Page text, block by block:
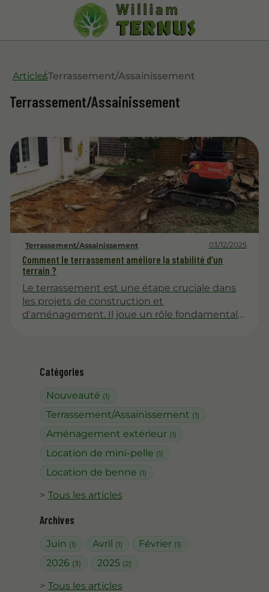
Catégories
Nouveauté (1)
Terrassement/Assainissement (1)
Aménagement extérieur (1)
Location de mini-pelle (1)
Location de benne (1)
Tous les articles
Archives
Juin (1) Avril (1) Février (1)
2026 (3) 2025 (2)
Tous les articles
ArticlesTerrassement/Assainissement
Terrassement/Assainissement
Terrassement/Assainissement 03/12/2025
Comment le terrassement améliore la stabilité d’un
terrain ?
Le terrassement est une étape cruciale dans
les projets de construction et
d'aménagement. Il joue un rôle fondamental
différentes facettes de cette pratique, en
mettant en lumière ses avantages et ses
méthodes.